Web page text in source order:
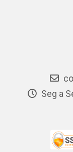
Seg a